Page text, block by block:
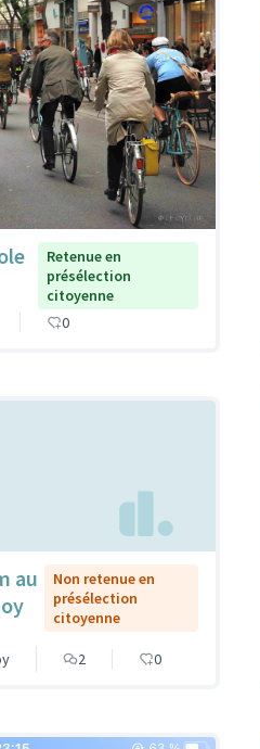
Retenue en
présélection
citoyenne
0
au
Non retenue en
présélection
citoyenne
2 0